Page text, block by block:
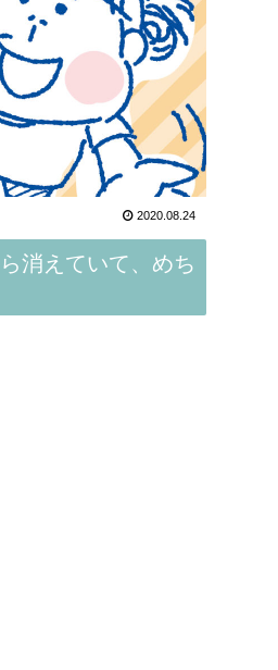
2020.08.24
消えていて、めち